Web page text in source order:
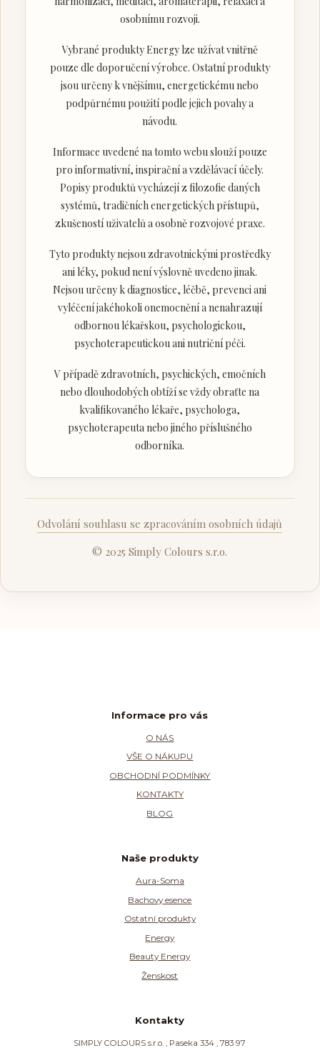
osobnímu rozvoji.
Vybrané produkty Energy lze užívat vnitřně
pouze dle doporučení výrobce. Ostatní produkty
jsou určeny k vnějšímu, energetickému nebo
podpůrnému použití podle jejich povahy a
návodu.
Informace uvedené na tomto webu slouží pouze
pro informativní, inspirační a vzdělávací účely.
Popisy produktů vycházejí z filozofie daných
systémů, tradičních energetických přístupů,
zkušeností uživatelů a osobně rozvojové praxe.
Tyto produkty nejsou zdravotnickými prostředky
ani léky, pokud není výslovně uvedeno jinak.
Nejsou určeny k diagnostice, léčbě, prevenci ani
vyléčení jakéhokoli onemocnění a nenahrazují
odbornou lékařskou, psychologickou,
psychoterapeutickou ani nutriční péči.
V případě zdravotních, psychických, emočních
nebo dlouhodobých obtíží se vždy obraťte na
kvalifikovaného lékaře, psychologa,
psychoterapeuta nebo jiného příslušného
odborníka.
Odvolání souhlasu se zpracováním osobních údajů
© 2025 Simply Colours s.r.o.
Informace pro vás
O NÁS
VŠE O NÁKUPU
OBCHODNÍ PODMÍNKY
KONTAKTY
BLOG
Naše produkty
Aura-Soma
Bachovy esence
Ostatní produkty
Energy
Beauty Energy
Ženskost
Kontakty
SIMPLY COLOURS s.r.o. , Paseka 334 , 783 97